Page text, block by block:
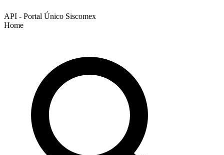
API - Portal Único Siscomex
Home